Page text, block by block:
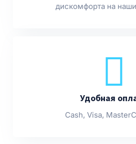
дискомфорта на
Удобная
Cash, Visa,